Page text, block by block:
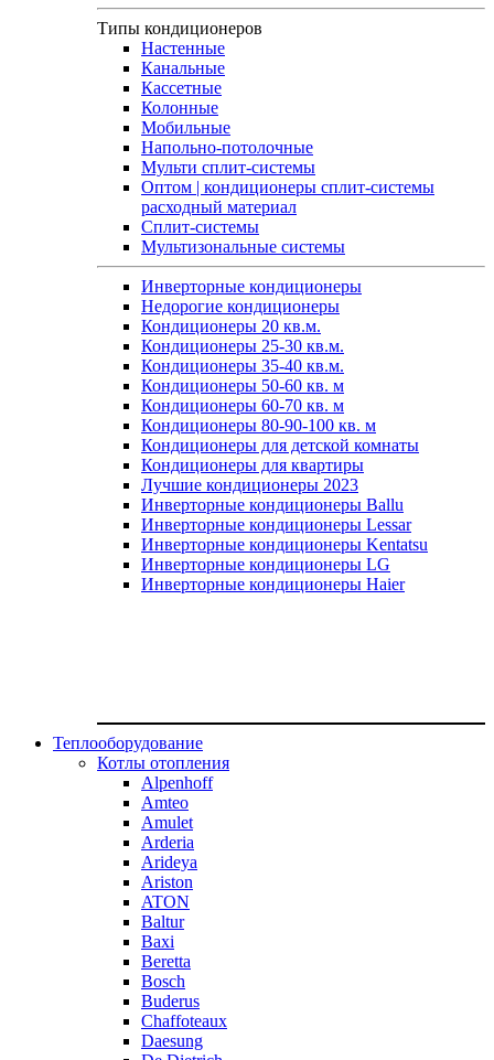
Типы кондиционеров
Настенные
Канальные
Кассетные
Колонные
Мобильные
Напольно-потолочные
Мульти сплит-системы
Оптом | кондиционеры сплит-системы
расходный материал
Сплит-системы
Мультизональные системы
Инверторные кондиционеры
Недорогие кондиционеры
Кондиционеры 20 кв.м.
Кондиционеры 25-30 кв.м.
Кондиционеры 35-40 кв.м.
Кондиционеры 50-60 кв. м
Кондиционеры 60-70 кв. м
Кондиционеры 80-90-100 кв. м
Кондиционеры для детской комнаты
Кондиционеры для квартиры
Лучшие кондиционеры 2023
Инверторные кондиционеры Ballu
Инверторные кондиционеры Lessar
Инверторные кондиционеры Kentatsu
Инверторные кондиционеры LG
Инверторные кондиционеры Haier
Теплооборудование
Котлы отопления
Alpenhoff
Amteo
Amulet
Arderia
Arideya
Ariston
ATON
Baltur
Baxi
Beretta
Bosch
Buderus
Chaffoteaux
Daesung